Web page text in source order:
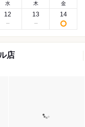
水
12
木
13
金
14
店